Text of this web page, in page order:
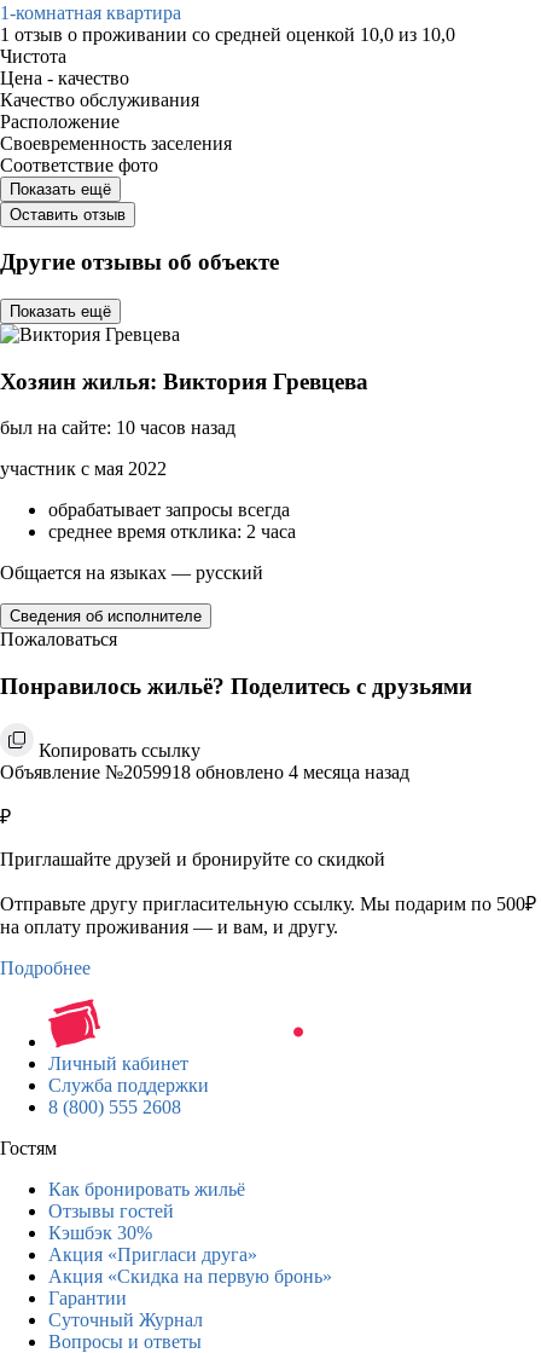
1-комнатная квартира
1 отзыв о проживании со средней оценкой 10,0 из 10,0
Чистота
Цена - качество
Качество обслуживания
Расположение
Своевременность заселения
Соответствие фото
Показать ещё
Оставить отзыв
Другие отзывы об объекте
Показать ещё
Хозяин жилья: Виктория Гревцева
был на сайте: 10 часов назад
участник с мая 2022
обрабатывает запросы всегда
среднее время отклика: 2 часа
Общается на языках — русский
Сведения об исполнителе
Пожаловаться
Понравилось жильё? Поделитесь с друзьями
Копировать ссылку
Объявление №2059918 обновлено 4 месяца назад
₽
Приглашайте друзей и бронируйте со скидкой
Отправьте другу пригласительную ссылку. Мы подарим по 500₽
на оплату проживания — и вам, и другу.
Подробнее
Личный кабинет
Служба поддержки
8 (800) 555 2608
Гостям
Как бронировать жильё
Отзывы гостей
Кэшбэк 30%
Акция «Пригласи друга»
Акция «Скидка на первую бронь»
Гарантии
Суточный Журнал
Вопросы и ответы